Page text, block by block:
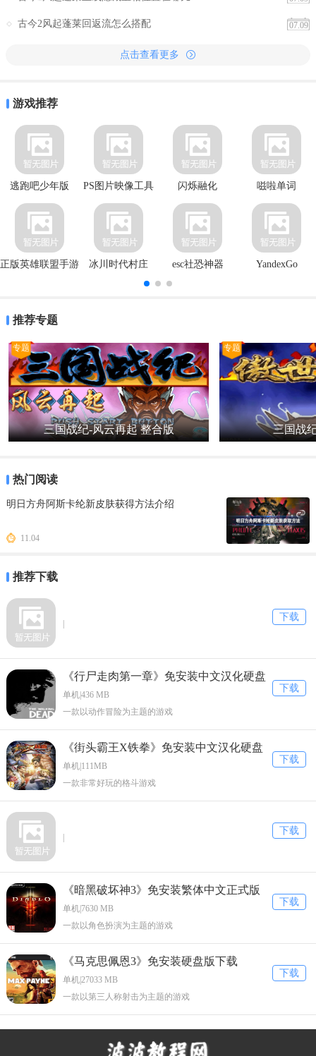
07.09
古今2风起蓬莱回返流怎么搭配
点击查看更多
游戏推荐
逃跑吧少年版 PS图片映像工具 闪烁融化 嗞啦单词
正版英雄联盟手游
冰川时代村庄 esc社恐神器 YandexGo
推荐专题
专题
三国战纪-风云再起 整合版
专题
三国战
热门阅读
明日方舟阿斯卡纶新皮肤获得方法介绍
11.04
推荐下载
下载
|
下载
《行尸走肉第一章》免安装中文汉化硬盘
版下载
单机|436 MB
一款以动作冒险为主题的游戏
下载
《街头霸王X铁拳》免安装中文汉化硬盘
版下载
单机|111MB
一款非常好玩的格斗游戏
下载
|
下载
《暗黑破坏神3》免安装繁体中文正式版
下载
单机|7630 MB
一款以角色扮演为主题的游戏
下载
《马克思佩恩3》免安装硬盘版下载
单机|27033 MB
一款以第三人称射击为主题的游戏